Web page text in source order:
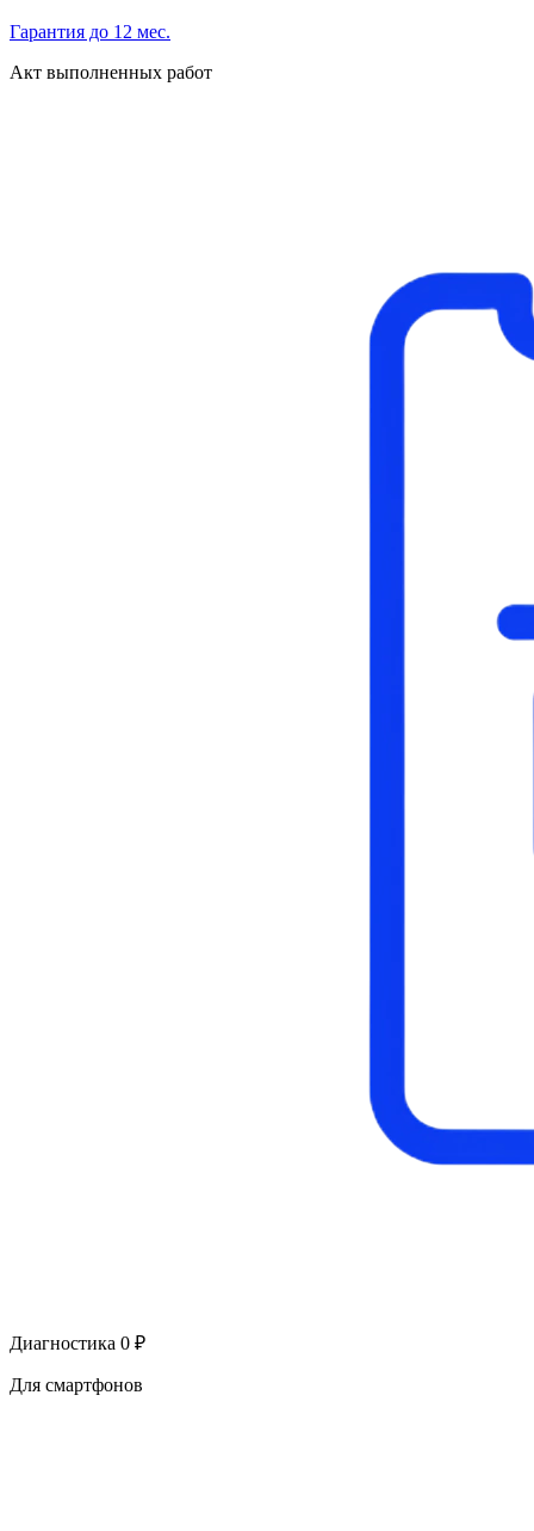
Гарантия до 12 мес.
Акт выполненных работ
Диагностика 0 ₽
Для смартфонов